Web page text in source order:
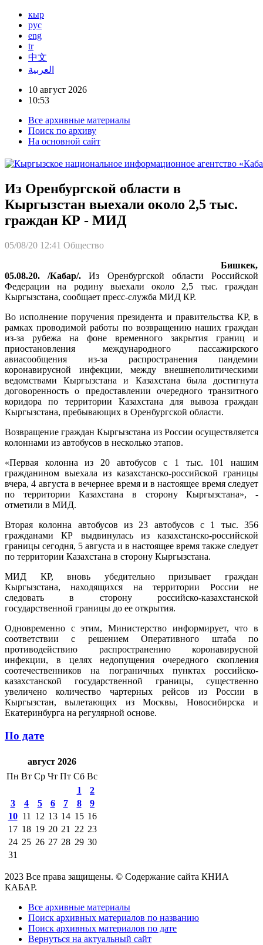
кыр
рус
eng
tr
中文
العربية
10 август 2026
10:53
Все архивные материалы
Поиск по архиву
На основной сайт
Из Оренбургской области в
Кыргызстан выехали около 2,5 тыс.
граждан КР - МИД
05/08/20 12:41 Общество
Бишкек,
05.08.20. /Кабар/.Из Оренбургской области Российской
Федерации на родину выехали около 2,5 тыс. граждан
Кыргызстана, сообщает пресс-служба МИД КР.
Во исполнение поручения президента и правительства КР, в
рамках проводимой работы по возвращению наших граждан
из-за рубежа на фоне временного закрытия границ и
приостановления международного пассажирского
авиасообщения из-за распространения пандемии
коронавирусной инфекции, между внешнеполитическими
ведомствами Кыргызстана и Казахстана была достигнута
договоренность о предоставлении очередного транзитного
коридора по территории Казахстана для вывоза граждан
Кыргызстана, пребывающих в Оренбургской области.
Возвращение граждан Кыргызстана из России осуществляется
колоннами из автобусов в несколько этапов.
«Первая колонна из 20 автобусов с 1 тыс. 101 нашим
гражданином выехала из казахстанско-российской границы
вчера, 4 августа в вечернее время и в настоящее время следует
по территории Казахстана в сторону Кыргызстана», -
отметили в МИД.
Вторая колонна автобусов из 23 автобусов с 1 тыс. 356
гражданами КР выдвинулась из казахстанско-российской
границы сегодня, 5 августа и в настоящее время также следует
по территории Казахстана в сторону Кыргызстана.
МИД КР, вновь убедительно призывает граждан
Кыргызстана, находящихся на территории России не
следовать в сторону российско-казахстанской
государственной границы до ее открытия.
Одновременно с этим, Министерство информирует, что в
соответствии с решением Оперативного штаба по
противодействию распространению коронавирусной
инфекции, в целях недопущения очередного скопления
соотечественников на пограничных пунктах российско-
казахстанской государственной границы, существенно
увеличено количество чартерных рейсов из России в
Кыргызстан, вылетающих из Москвы, Новосибирска и
Екатеринбурга на регулярной основе.
По дате
август 2026
Пн Вт Ср Чт Пт Сб Вс
1
2
3
4 5 6 7 8
9
10 11 12 13 14 15 16
17 18 19 20 21 22 23
24 25 26 27 28 29 30
31
2023 Все права защищены. © Содержание сайта КНИА
КАБАР.
Все архивные материалы
Поиск архивных материалов по названию
Поиск архивных материалов по дате
Вернуться на актуальный сайт